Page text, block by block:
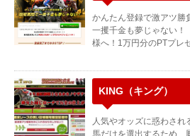
かんたん登録で激アツ
一攫千金も夢じゃない
様へ！1万円分のPTプレ
KING（キング）
人気やオッズに惑わされ
馬だけを選出するため、